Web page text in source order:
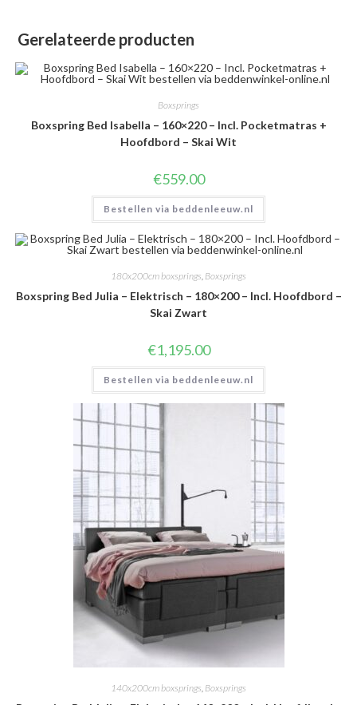
Gerelateerde producten
Boxsprings
Boxspring Bed Isabella – 160×220 – Incl. Pocketmatras +
Hoofdbord – Skai Wit
€559.00
Bestellen via beddenleeuw.nl
180x200cm boxsprings Boxsprings
Boxspring Bed Julia – Elektrisch – 180×200 – Incl. Hoofdbord –
Skai Zwart
€1,195.00
Bestellen via beddenleeuw.nl
140x200cm boxsprings, Boxsprings